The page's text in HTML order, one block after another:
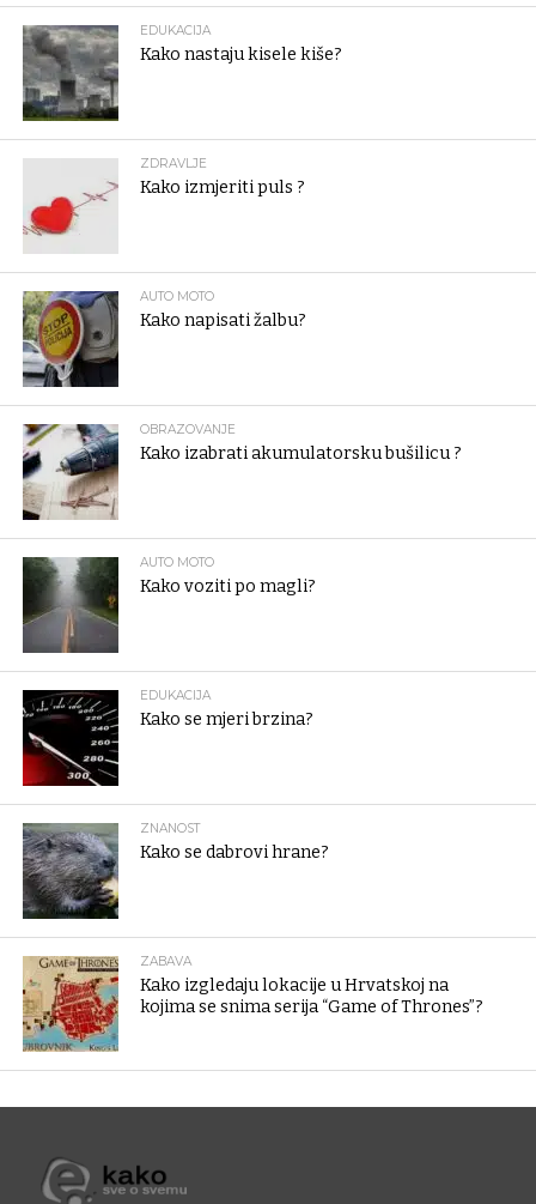
EDUKACIJA
Kako nastaju kisele kiše?
ZDRAVLJE
Kako izmjeriti puls ?
AUTO MOTO
Kako napisati žalbu?
OBRAZOVANJE
Kako izabrati akumulatorsku bušilicu ?
AUTO MOTO
Kako voziti po magli?
EDUKACIJA
Kako se mjeri brzina?
ZNANOST
Kako se dabrovi hrane?
ZABAVA
Kako izgledaju lokacije u Hrvatskoj na
kojima se snima serija “Game of Thrones”?